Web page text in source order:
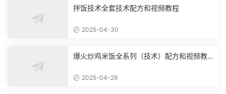
拌饭技术全套技术配方和视频教程
2025-04-30
爆火炒鸡米饭全系列（技术）配方和视频教
2025-04-29